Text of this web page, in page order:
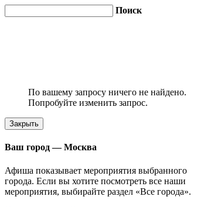
Поиск
По вашему запросу ничего не найдено.
Попробуйте изменить запрос.
Закрыть
Ваш город —Москва
Афиша показывает мероприятия выбранного
города. Если вы хотите посмотреть все наши
мероприятия, выбирайте раздел «Все города».